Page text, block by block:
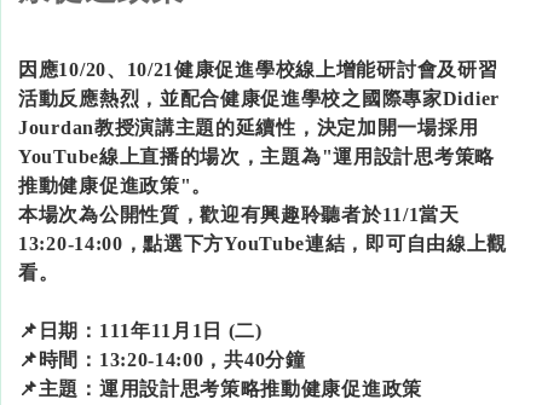
因應10/20、10/21健康促進學校線上增能研討會及研習
活動反應熱烈，並配合健康促進學校之國際專家Didier
Jourdan教授演講主題的延續性，決定加開一場採用
YouTube線上直播的場次，主題為"運用設計思考策略
推動健康促進政策"。
本場次為公開性質，歡迎有興趣聆聽者於11/1當天
13:20-14:00，點選下方YouTube連結，即可自由線上觀
看。
📌日期：111年11月1日 (二)
📌時間：13:20-14:00，共40分鐘
📌主題：運用設計思考策略推動健康促進政策